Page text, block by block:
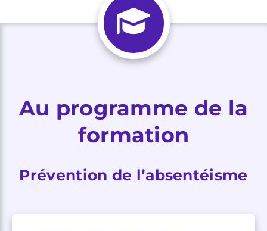
Au programme de la
formation
Prévention de l’absentéisme